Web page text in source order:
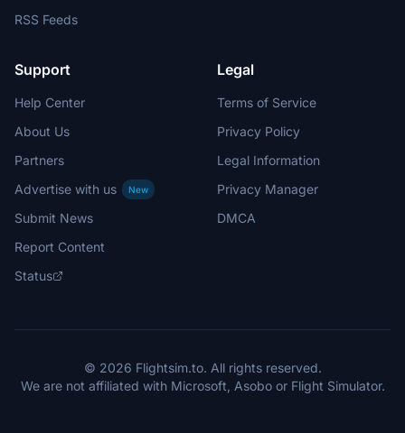
RSS Feeds
Support
Help Center
About Us
Partners
Advertise with us
New
Submit News
Report Content
Status
Legal
Terms of Service
Privacy Policy
Legal Information
Privacy Manager
DMCA
© 2026 Flightsim.to. All rights reserved.
We are not affiliated with Microsoft, Asobo or Flight Simulator.